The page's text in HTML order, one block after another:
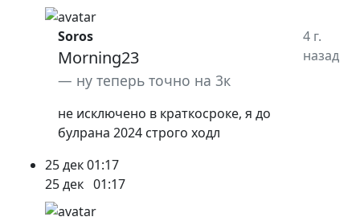
Soros
Morning23
ну теперь точно на 3к
не исключено в краткосроке, я до
булрана 2024 строго ходл
4 г.
назад
25 дек01:17
25 дек 01:17